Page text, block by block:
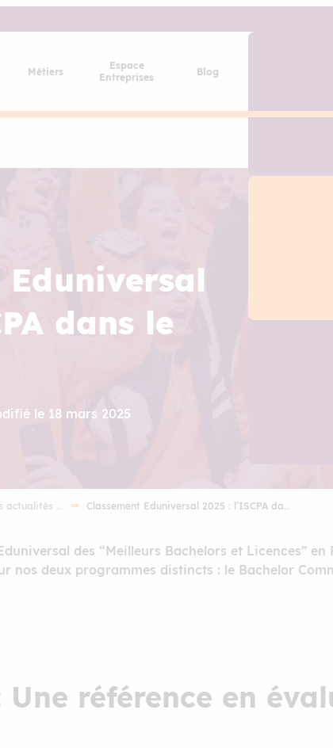
Métiers
Espace
Entreprises
Blog
Eduniversal
dans le
le 18 mars 2025
actualités … Classement Eduniversal 2025 : l’ISCPA da…
des “Meilleurs Bachelors et Licences”
nos deux programmes distincts : le Bachelor
Une référence en